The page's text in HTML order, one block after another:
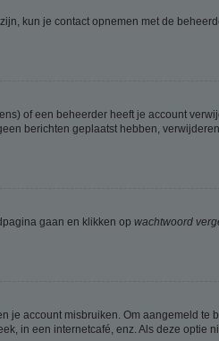
kun je contact opnemen met de
of een beheerder heeft je account
berichten geplaatst hebben,
gaan en klikken op wachtwoord
je account misbruiken. Om aangemeld te
in een internetcafé, enz. Als deze optie